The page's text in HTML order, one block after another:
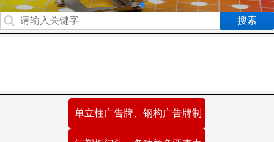
单立柱广告牌、钢构广告牌制